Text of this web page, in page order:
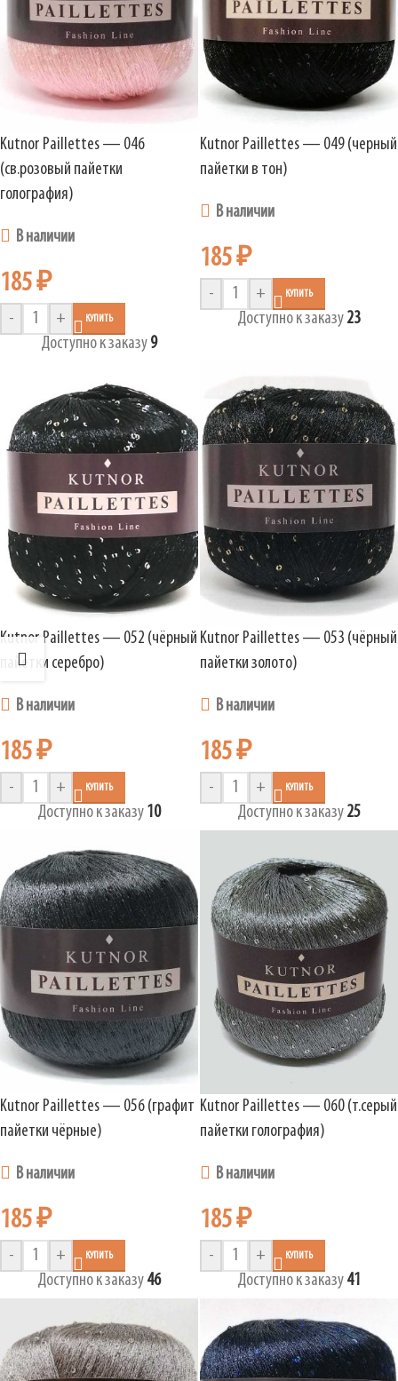
Kutnor Paillettes — 046
(св.розовый пайетки
голография)
В наличии
185₽
- + КУПИТЬ
Доступно к заказу 9
Kutnor Paillettes — 049 (черный
пайетки в тон)
В наличии
185₽
- + КУПИТЬ
Доступно к заказу 23
Kutnor Paillettes — 052 (чёрный
пайетки серебро)
В наличии
185₽
- + КУПИТЬ
Доступно к заказу 10
Kutnor Paillettes — 053 (чёрный
пайетки золото)
В наличии
185₽
- + КУПИТЬ
Доступно к заказу 25
Kutnor Paillettes — 056 (графит
пайетки чёрные)
В наличии
185₽
- + КУПИТЬ
Доступно к заказу 46
Kutnor Paillettes — 060 (т.серый
пайетки голография)
В наличии
185₽
- + КУПИТЬ
Доступно к заказу 41